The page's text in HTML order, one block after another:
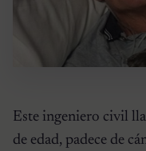
Este ingeniero civil
de edad, padece de